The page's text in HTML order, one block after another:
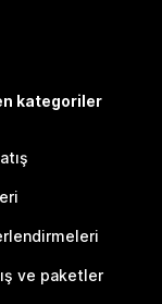
kategoriler
ve paketler